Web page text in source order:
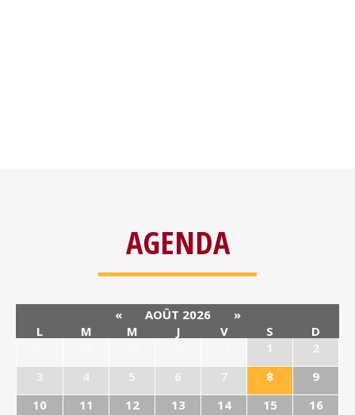
AGENDA
« AOÛT 2026
»
L
M M J V S
D
1
2
3
4 5 6 7 8
9
10
11 12 13 14 15
16